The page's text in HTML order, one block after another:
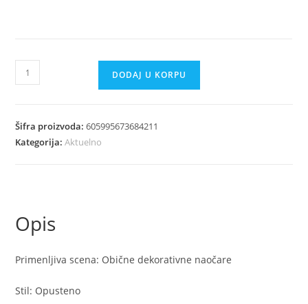
Zenske
vrhunske
bez
okvira
DODAJ U KORPU
Šifra proizvoda:605995673684211
Kategorija:Aktuelno
Opis
Primenljiva scena: Obične dekorativne naočare
Stil: Opusteno